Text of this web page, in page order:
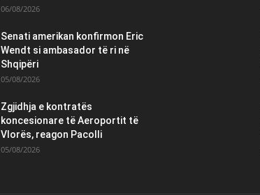
06/08/2026
Senati amerikan konfirmon Eric
Wendt si ambasador të ri në
Shqipëri
05/08/2026
Zgjidhja e kontratës
koncesionare të Aeroportit të
Vlorës, reagon Pacolli
05/08/2026